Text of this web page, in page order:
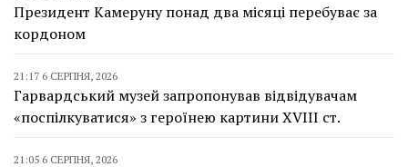
Президент Камеруну понад два місяці перебуває за
кордоном
21:17 6 СЕРПНЯ, 2026
Гарвардський музей запропонував відвідувачам
«поспілкуватися» з героїнею картини XVIII ст.
21:05 6 СЕРПНЯ, 2026